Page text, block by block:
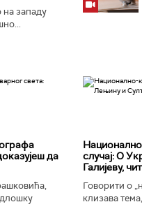
на западу
да
случај: О
Галијеву,
Говорити о
клизава